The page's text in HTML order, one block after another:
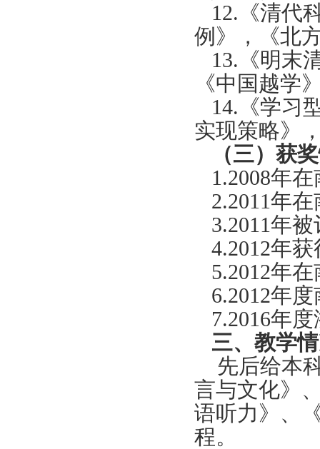
12. 《清
例》，《北
13. 《明末
《中国越学
14. 《学习
实现策略》
（三）获
1.2008年在
2.2011年在
3.2011年被
4.2012年获
5.2012年在
6.2012年度
7.2016年度
三、教学
先后给本
言与文化》
语听力》、
程。